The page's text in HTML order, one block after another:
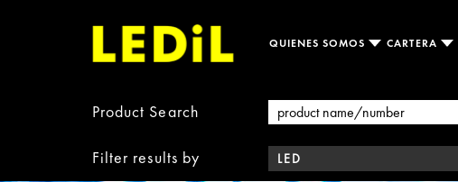
QUIENES SOMOS CARTERA
Product Search
Filter results by LED